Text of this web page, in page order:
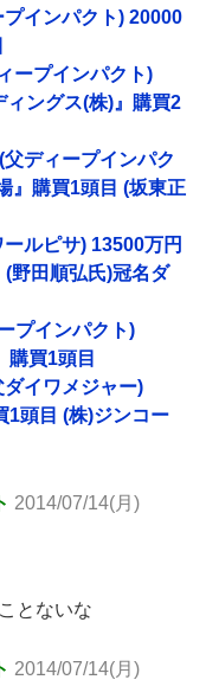
インパクト) 20000
ープインパクト)
ングス(株)』購買2
ディープインパク
』購買1頭目 (坂東正
ルピサ) 13500万円
(野田順弘氏)冠名ダ
プインパクト)
購買1頭目
イワメジャー)
1頭目 (株)ジンコー
2014/07/14(月)
とないな
2014/07/14(月)